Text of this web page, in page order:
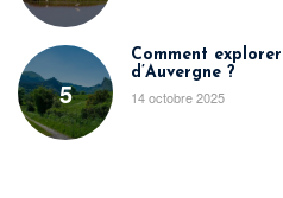
5
Comment
d’Auvergne ?
14 octobre 2025